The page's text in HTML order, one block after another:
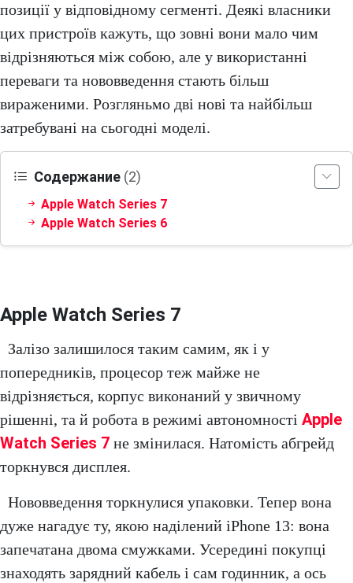
позиції у відповідному сегменті. Деякі власники
цих пристроїв кажуть, що зовні вони мало чим
відрізняються між собою, але у використанні
переваги та нововведення стають більш
вираженими. Розгляньмо дві нові та найбільш
затребувані на сьогодні моделі.
Содержание (2)
Apple Watch Series 7
Apple Watch Series 6
Apple Watch Series 7
Залізо залишилося таким самим, як і у
попередників, процесор теж майже не
відрізняється, корпус виконаний у звичному
рішенні, та й робота в режимі автономності Apple
Watch Series 7 не змінилася. Натомість абгрейд
торкнувся дисплея.
Нововведення торкнулися упаковки. Тепер вона
дуже нагадує ту, якою наділений iPhone 13: вона
запечатана двома смужками. Усередині покупці
знаходять зарядний кабель і сам годинник, а ось